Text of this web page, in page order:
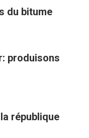
du bitume
produisons
république